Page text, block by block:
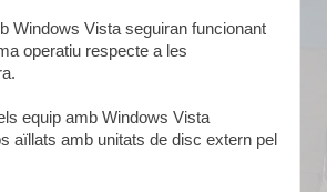
Windows Vista seguiran funcionant
operatiu respecte a les
equip amb Windows Vista
aïllats amb unitats de disc extern pel